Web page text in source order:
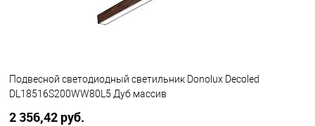
Подвесной светодиодный светильник Donolux Decoled
DL18516S200WW80L5 Дуб массив
2 356,42 pуб.